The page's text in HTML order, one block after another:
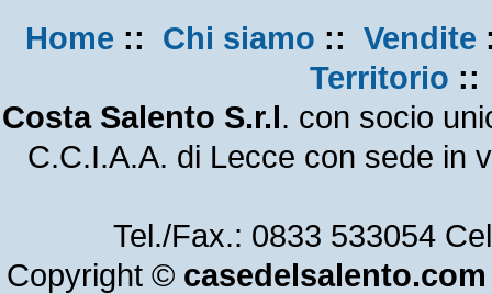
Home :: Chi siamo :: Vendite
Territorio
Costa Salento S.r.l. con socio
C.C.I.A.A. di Lecce con sede in
Tel./Fax.: 0833 533054
Copyright © casedelsalento.com